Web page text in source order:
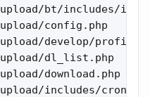
bt/includes/
config.php
develop/
dl_list.php
download.php
includes/cron/